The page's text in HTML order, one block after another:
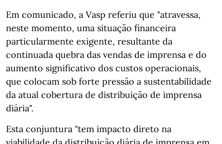
Em comunicado, a Vasp referiu que "atravessa,
neste momento, uma situação financeira
particularmente exigente, resultante da
continuada quebra das vendas de imprensa e do
aumento significativo dos custos operacionais,
que colocam sob forte pressão a sustentabilidade
da atual cobertura de distribuição de imprensa
diária".
Esta conjuntura "tem impacto direto na